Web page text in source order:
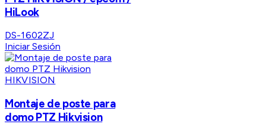
HiLook
DS-1602ZJ
Iniciar Sesión
HIKVISION
Montaje de poste para
domo PTZ Hikvision